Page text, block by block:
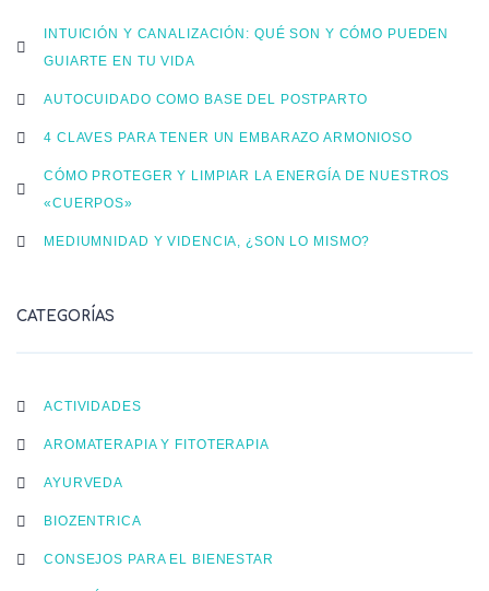
INTUICIÓN Y CANALIZACIÓN: QUÉ SON Y CÓMO PUEDEN
GUIARTE EN TU VIDA
AUTOCUIDADO COMO BASE DEL POSTPARTO
4 CLAVES PARA TENER UN EMBARAZO ARMONIOSO
CÓMO PROTEGER Y LIMPIAR LA ENERGÍA DE NUESTROS
«CUERPOS»
MEDIUMNIDAD Y VIDENCIA, ¿SON LO MISMO?
CATEGORÍAS
ACTIVIDADES
AROMATERAPIA Y FITOTERAPIA
AYURVEDA
BIOZENTRICA
CONSEJOS PARA EL BIENESTAR